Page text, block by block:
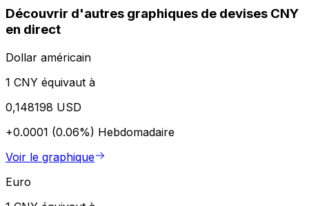
Découvrir d'autres graphiques de devises CNY
en direct
Dollar américain
1 CNY équivaut à
0,148198 USD
+0.0001 (0.06%) Hebdomadaire
Voir le graphique
Euro